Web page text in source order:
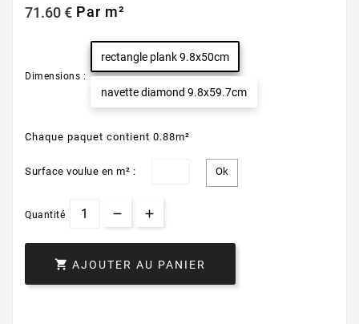
71.60 € Par m²
Dimensions :
rectangle plank 9.8x50cm
navette diamond 9.8x59.7cm
Chaque paquet contient 0.88m²
Surface voulue en m² :
Quantité
 AJOUTER AU PANIER